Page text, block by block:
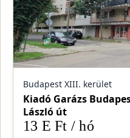
Budapest XIII. kerület
Kiadó Garázs
László út
13 E Ft / hó